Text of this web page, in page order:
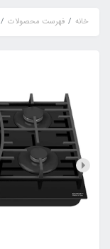
خانه فهرست محصولات